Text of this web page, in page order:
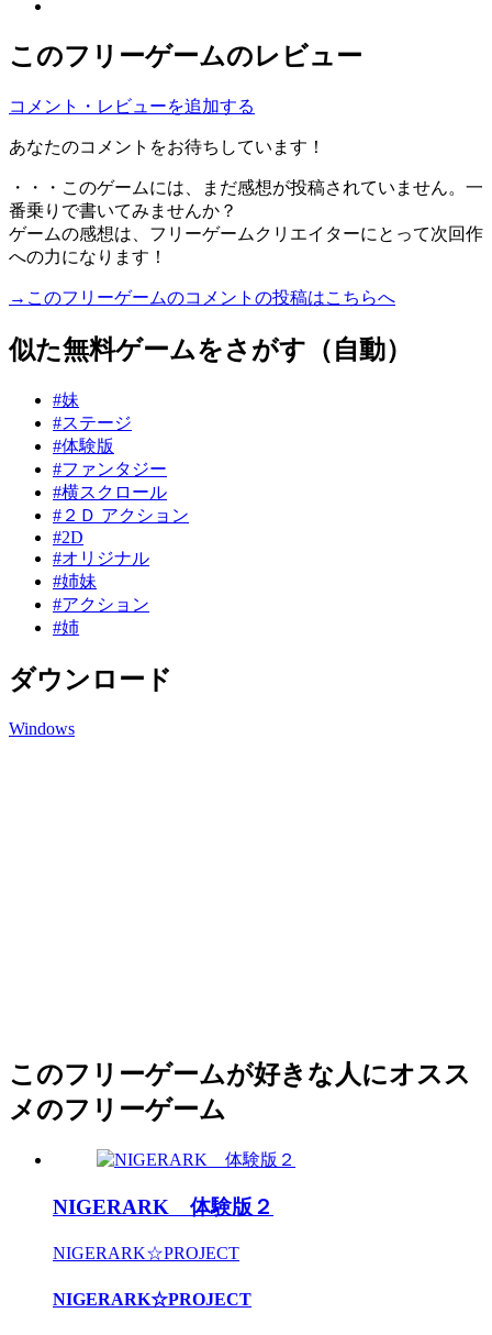
このフリーゲームのレビュー
コメント・レビューを追加する
あなたのコメントをお待ちしています！
・・・このゲームには、まだ感想が投稿されていません。一
番乗りで書いてみませんか？
ゲームの感想は、フリーゲームクリエイターにとって次回作
への力になります！
→このフリーゲームのコメントの投稿はこちらへ
似た無料ゲームをさがす（自動）
#妹
#ステージ
#体験版
#ファンタジー
#横スクロール
#２Ｄ アクション
#2D
#オリジナル
#姉妹
#アクション
#姉
ダウンロード
Windows
このフリーゲームが好きな人にオスス
メのフリーゲーム
NIGERARK 体験版２
NIGERARK☆PROJECT
NIGERARK☆PROJECT